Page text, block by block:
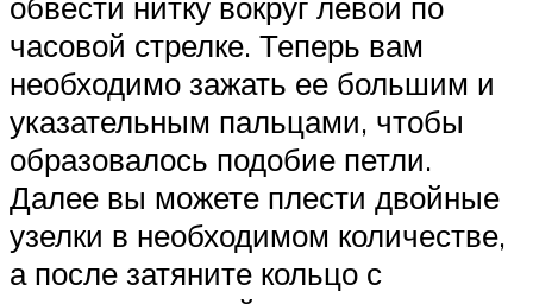
обвести нитку вокруг левой по
часовой стрелке. Теперь вам
необходимо зажать ее большим и
указательным пальцами, чтобы
образовалось подобие петли.
Далее вы можете плести двойные
узелки в необходимом количестве,
а после затяните кольцо с